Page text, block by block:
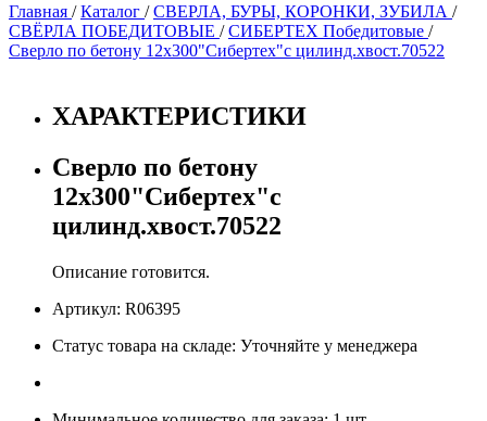
Главная /Каталог /СВЕРЛА, БУРЫ, КОРОНКИ, ЗУБИЛА /
СВЁРЛА ПОБЕДИТОВЫЕ /СИБЕРТЕХ Победитовые /
Сверло по бетону 12х300"Сибертех"с цилинд.хвост.70522
ХАРАКТЕРИСТИКИ
Сверло по бетону
12х300"Сибертех"с
цилинд.хвост.70522
Описание готовится.
Артикул: R06395
Статус товара на складе: Уточняйте у менеджера